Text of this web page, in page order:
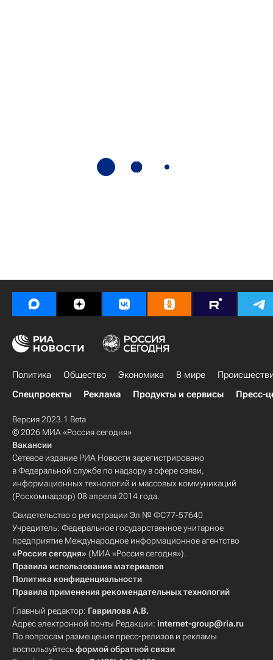
Политика Общество Экономика В мире
Спецпроекты
Реклама Продукты и сервисы Пресс-
Версия 2023.1 Beta
© 2026 МИА «Россия сегодня»
Вакансии
Сетевое издание РИА Новости зарегистрировано
в Федеральной службе по надзору в сфере связи,
информационных технологий и массовых коммуникаций
(Роскомнадзор) 08 апреля 2014 года.
Свидетельство о регистрации Эл № ФС77-57640
Учредитель: Федеральное государственное унитарное
предприятие Международное информационное агентство
«Россия сегодня» (МИА «Россия сегодня»).
Правила использования материалов
Политика конфиденциальности
Правила применения рекомендательных технологий
Главный редактор: Гаврилова А.В.
Адрес электронной почты Редакции: internet-group@ria.ru
По вопросам размещения пресс-релизов и рекламы
воспользуйтесьформой обратной связи